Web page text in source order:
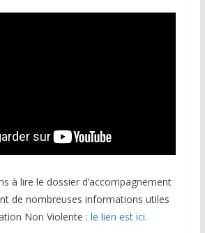
à lire le dossier d’accompagnement
de nombreuses informations utiles
Non Violente : le lien est ici.